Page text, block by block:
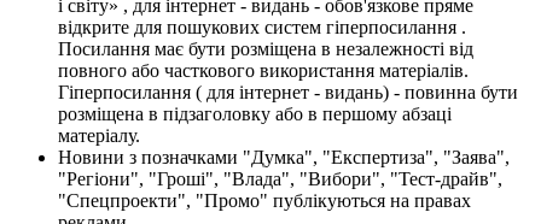
і світу» , для інтернет - видань - обов'язкове пряме
відкрите для пошукових систем гіперпосилання .
Посилання має бути розміщена в незалежності від
повного або часткового використання матеріалів.
Гіперпосилання ( для інтернет - видань) - повинна бути
розміщена в підзаголовку або в першому абзаці
матеріалу.
Новини з позначками "Думка", "Експертиза", "Заява",
"Регіони", "Гроші", "Влада", "Вибори", "Тест-драйв",
"Спецпроекти", "Промо" публікуються на правах